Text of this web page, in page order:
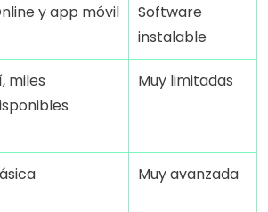
y app móvil
Software
instalable
miles
Muy limitadas
Muy avanzada